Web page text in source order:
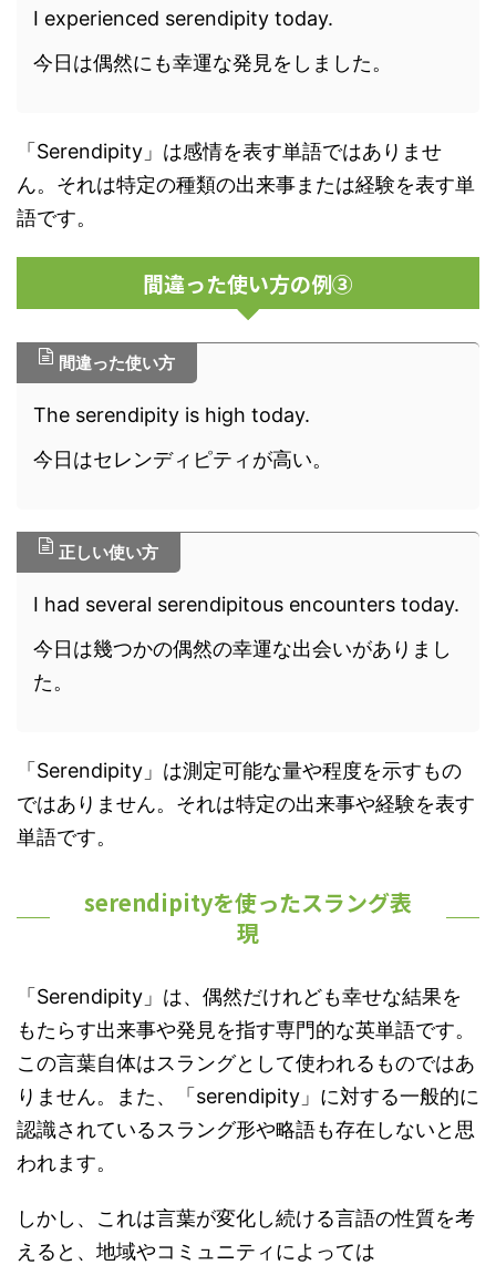
I experienced serendipity today.
今日は偶然にも幸運な発見をしました。
「Serendipity」は感情を表す単語ではありませ
ん。それは特定の種類の出来事または経験を表す単
語です。
間違った使い方の例③
間違った使い方
The serendipity is high today.
今日はセレンディピティが高い。
正しい使い方
I had several serendipitous encounters today.
今日は幾つかの偶然の幸運な出会いがありまし
た。
「Serendipity」は測定可能な量や程度を示すもの
ではありません。それは特定の出来事や経験を表す
単語です。
serendipityを使ったスラング表
現
「Serendipity」は、偶然だけれども幸せな結果を
もたらす出来事や発見を指す専門的な英単語です。
この言葉自体はスラングとして使われるものではあ
りません。また、「serendipity」に対する一般的に
認識されているスラング形や略語も存在しないと思
われます。
しかし、これは言葉が変化し続ける言語の性質を考
えると、地域やコミュニティによっては